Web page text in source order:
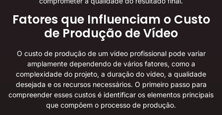
Fatores que Influenciam o Custo
de Produção de Vídeo
O custo de produção de um vídeo profissional pode variar
amplamente dependendo de vários fatores, como a
complexidade do projeto, a duração do vídeo, a qualidade
desejada e os recursos necessários. O primeiro passo para
compreender esses custos é identificar os elementos principais
que compõem o processo de produção.